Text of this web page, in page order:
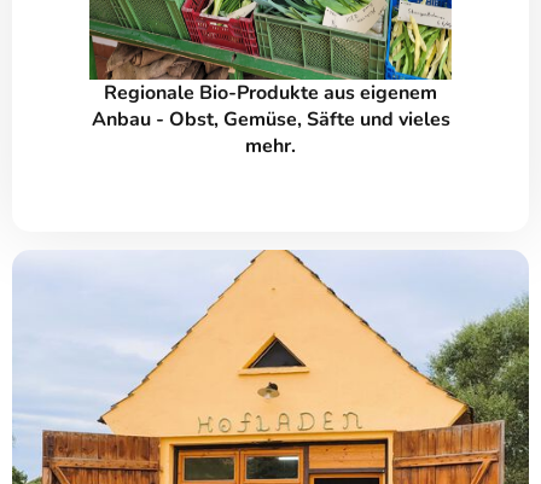
Regionale Bio-Produkte aus eigenem
Anbau - Obst, Gemüse, Säfte und vieles
mehr.